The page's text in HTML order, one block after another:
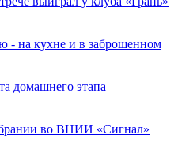
- на кухне и в заброшенном
домашнего этапа
во ВНИИ «Сигнал»